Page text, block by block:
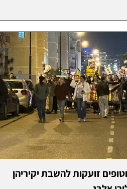
זועקות להשבת יקיריהן